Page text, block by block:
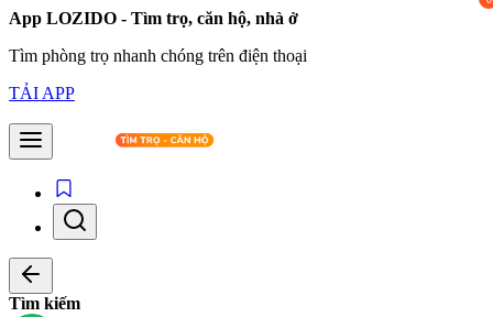
App LOZIDO - Tìm trọ, căn hộ, nhà ở
Tìm phòng trọ nhanh chóng trên điện thoại
TẢI APP
Tìm kiếm